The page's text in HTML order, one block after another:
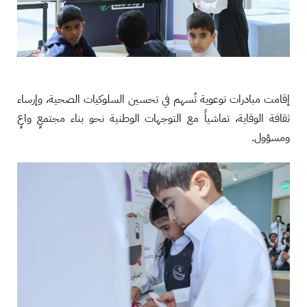
إقامت مبادرات توعوية تُسهم في تحسين السلوكيات الصحية، وإرساء
ثقافة الوقاية، تماشياً مع التوجهات الوطنية نحو بناء مجتمعٍ واعٍ
ومسؤول.